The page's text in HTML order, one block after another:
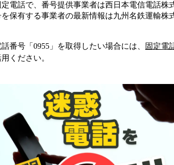
定電話で、番号提供事業者は西日本電信電話株
保有する事業者の最新情報は九州名鉄運輸株
番号「 0955 」を取得したい場合には、
固定電
ください。